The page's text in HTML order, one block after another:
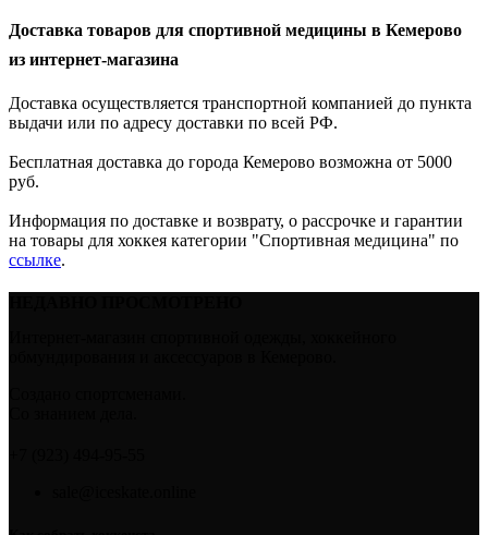
Доставка товаров для спортивной медицины в Кемерово
из интернет-магазина
Доставка осуществляется транспортной компанией до пункта
выдачи или по адресу доставки по всей РФ.
Бесплатная доставка до города Кемерово возможна от 5000
руб.
Информация по доставке и возврату, о рассрочке и гарантии
на товары для хоккея категории "Спортивная медицина" по
ссылке.